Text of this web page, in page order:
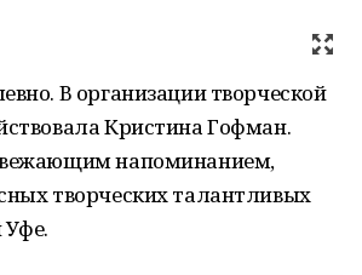
В организации творческой
Кристина Гофман.
напоминанием,
творческих талантливых